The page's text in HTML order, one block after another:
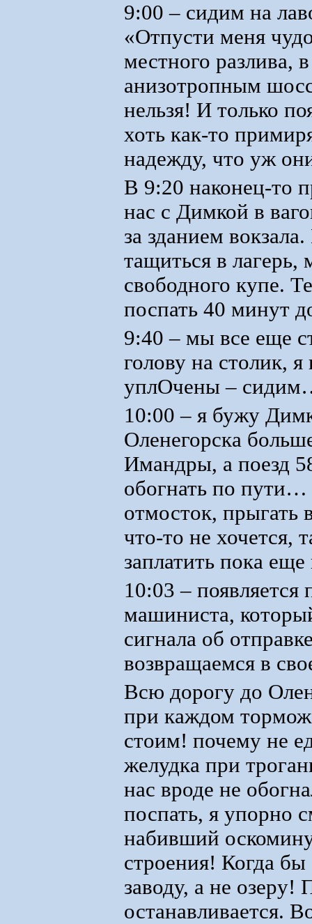
9:00 – сидим на
«Отпусти меня
местного разлива,
анизотропным
нельзя! И только
хоть как-то
надежду, что уж
В 9:20 наконец-то
нас с Димкой в
за зданием
тащиться в
свободного купе.
поспать 40 минут
9:40 – мы все еще
голову на столик,
уплОчены –
10:00 – я бужу
Оленегорска
Имандры, а поезд
обогнать по пути…
отмосток, прыгать
что-то не хочется,
заплатить пока
10:03 – появляется
машиниста,
сигнала об
возвращаемся в
Всю дорогу до
при каждом
стоим! почему не
желудка при
нас вроде не
поспать, я упорно
набивший
строения! Когда
заводу, а не озеру!
останавливается.